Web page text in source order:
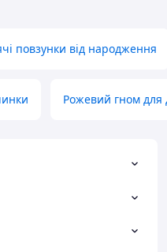
повзунки від народження
Рожевий гном для